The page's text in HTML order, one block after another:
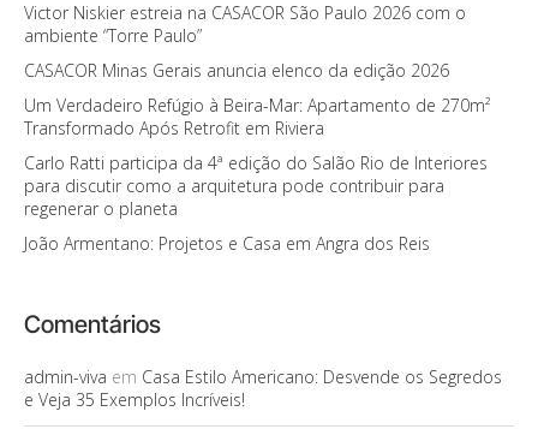
Victor Niskier estreia na CASACOR São Paulo 2026 com o
ambiente “Torre Paulo”
CASACOR Minas Gerais anuncia elenco da edição 2026
Um Verdadeiro Refúgio à Beira-Mar: Apartamento de 270m²
Transformado Após Retrofit em Riviera
Carlo Ratti participa da 4ª edição do Salão Rio de Interiores
para discutir como a arquitetura pode contribuir para
regenerar o planeta
João Armentano: Projetos e Casa em Angra dos Reis
Comentários
admin-viva em Casa Estilo Americano: Desvende os Segredos
e Veja 35 Exemplos Incríveis!